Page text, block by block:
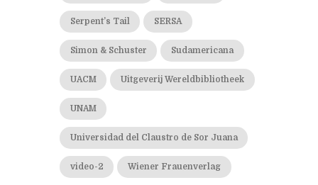
Serpent’s Tail SERSA
Simon & Schuster Sudamericana
UACM Uitgeverij Wereldbibliotheek
UNAM
Universidad del Claustro de Sor Juana
video-2 Wiener Frauenverlag